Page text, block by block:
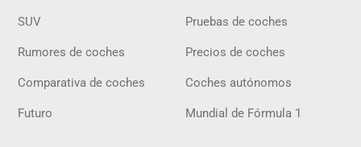
SUV Pruebas de coches
Rumores de coches Precios de coches
Comparativa de coches Coches autónomos
Futuro Mundial de Fórmula 1